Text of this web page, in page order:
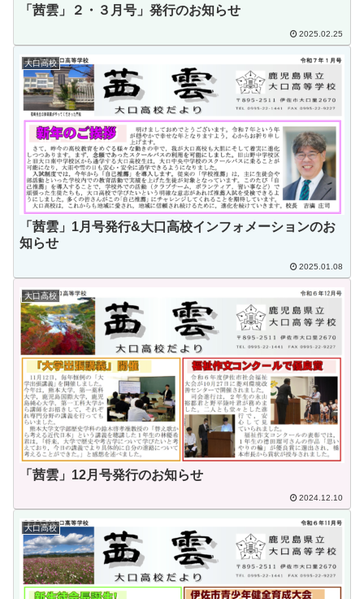
「茜雲」２・３月号」発行のお知らせ
2025.02.25
大口高校
「茜雲」1月号発行&大口高校インフォメーションのお
知らせ
2025.01.08
大口高校
「茜雲」12月号発行のお知らせ
2024.12.10
大口高校